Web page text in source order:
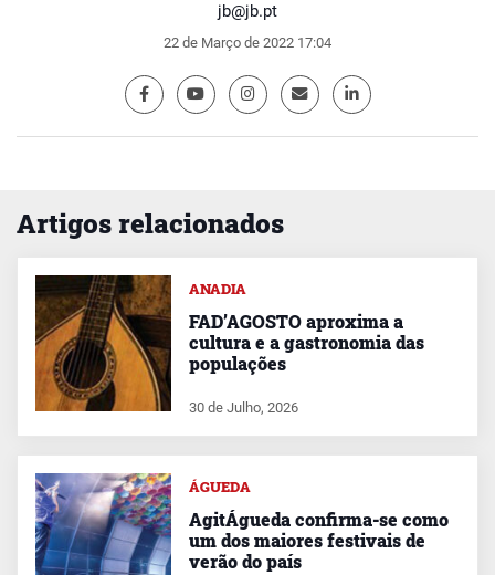
jb@jb.pt
22 de Março de 2022 17:04
Artigos relacionados
ANADIA
FAD’AGOSTO aproxima a
cultura e a gastronomia das
populações
30 de Julho, 2026
ÁGUEDA
AgitÁgueda confirma-se como
um dos maiores festivais de
verão do país